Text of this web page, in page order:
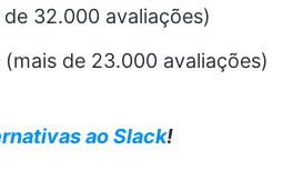
32.000 avaliações)
de 23.000 avaliações)
ao Slack!